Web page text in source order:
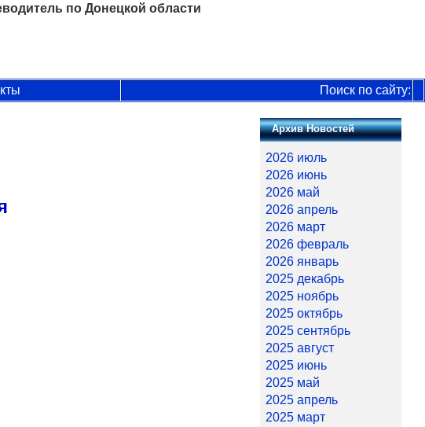
по Донецкой области
Поиск по сайту:
Архив Новостей
2026 июль
2026 июнь
2026 май
2026 апрель
2026 март
2026 февраль
2026 январь
2025 декабрь
2025 ноябрь
2025 октябрь
2025 сентябрь
2025 август
2025 июнь
2025 май
2025 апрель
2025 март